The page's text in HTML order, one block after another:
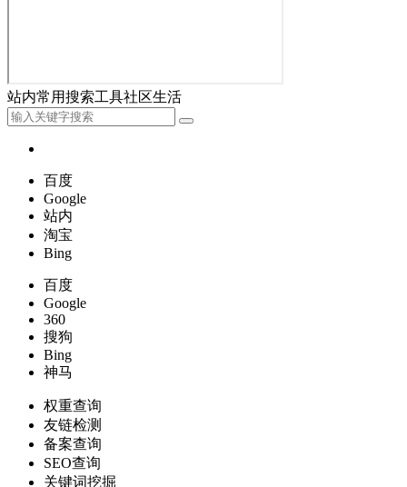
站内常用搜索工具社区生活
百度
Google
站内
淘宝
Bing
百度
Google
360
搜狗
Bing
神马
权重查询
友链检测
备案查询
SEO查询
关键词挖掘